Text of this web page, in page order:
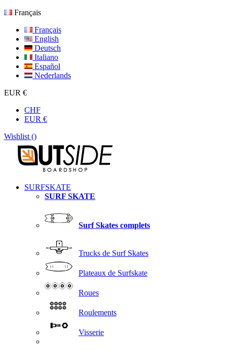
Français
Français
English
Deutsch
Italiano
Español
Nederlands
EUR €
CHF
EUR €
Wishlist ()
SURFSKATE
SURF SKATE
Surf Skates complets
Trucks de Surf Skates
Plateaux de Surfskate
Roues
Roulements
Visserie